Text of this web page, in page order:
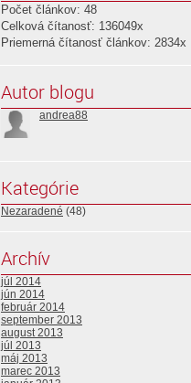
Počet článkov: 48
Celková čítanosť: 136049x
Priemerná čítanosť článkov: 2834x
Autor blogu
andrea88
Kategórie
Nezaradené (48)
Archív
júl 2014
jún 2014
február 2014
september 2013
august 2013
júl 2013
máj 2013
marec 2013